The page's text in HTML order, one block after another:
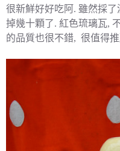
很新鮮好好吃阿. 雖然採
掉幾十顆了. 紅色琉璃瓦,
的品質也很不錯, 很值得